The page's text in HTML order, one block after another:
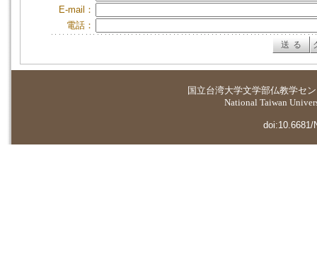
E-mail：
電話：
国立台湾大学文学部仏教学セ
National Taiwan
doi:10.6681/